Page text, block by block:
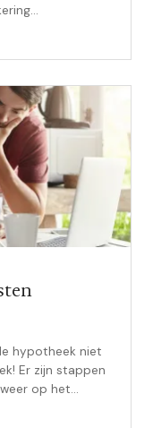
i...
hypotheek niet
Er zijn stappen
op het